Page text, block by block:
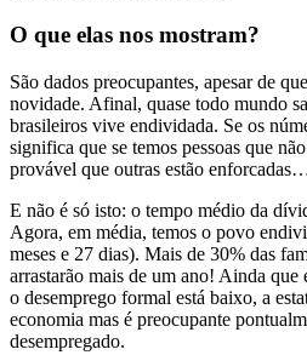
O que elas nos mostram?
São dados preocupantes, apesar de
novidade. Afinal, quase todo mundo
brasileiros vive endividada. Se os
significa que se temos pessoas que
provável que outras estão
E não é só isto: o tempo médio da
Agora, em média, temos o povo
meses e 27 dias). Mais de 30% das
arrastarão mais de um ano! Ainda que
o desemprego formal está baixo, a
economia mas é preocupante
desempregado.